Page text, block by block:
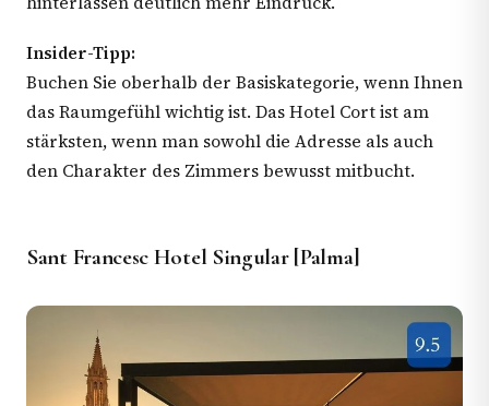
Insider-Tipp:
Buchen Sie oberhalb der Basiskategorie, wenn Ihnen
das Raumgefühl wichtig ist. Das Hotel Cort ist am
stärksten, wenn man sowohl die Adresse als auch
den Charakter des Zimmers bewusst mitbucht.
Sant Francesc Hotel Singular [Palma]